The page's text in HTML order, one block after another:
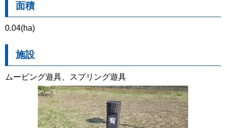
面積
0.04(ha)
施設
ムービング遊具、スプリング遊具